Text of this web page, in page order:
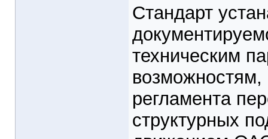
Стандарт
техническим
возможностям,
регламента
структурных